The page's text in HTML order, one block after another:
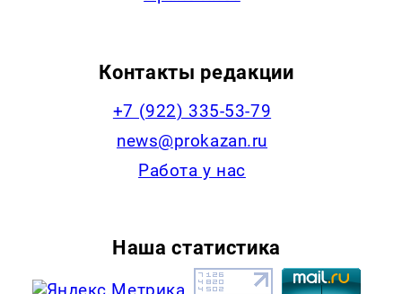
Контакты редакции
+7 (922) 335-53-79
news@prokazan.ru
Работа у нас
Наша статистика